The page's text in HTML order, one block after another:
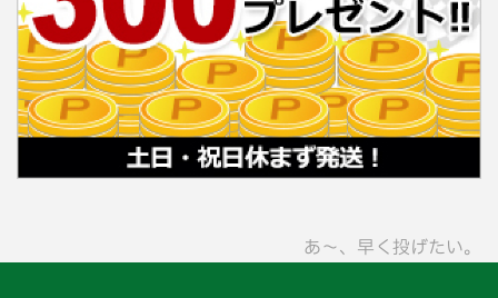
あ〜、早く投げたい。